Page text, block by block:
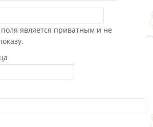
является приватным и не